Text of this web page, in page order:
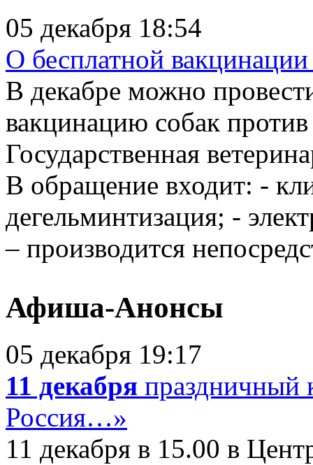
05 декабря 18:54
О бесплатной вакцинации
В декабре можно
вакцинацию собак
Государственная
В обращение входит: -
дегельминтизация; -
– производится
Афиша-Анонсы
05 декабря 19:17
11 декабря праздничный
Россия…»
11 декабря в 15.00 в